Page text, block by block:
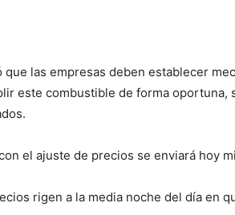
que las empresas deben establecer
este combustible de forma
el ajuste de precios se enviará hoy
rigen a la media noche del día en